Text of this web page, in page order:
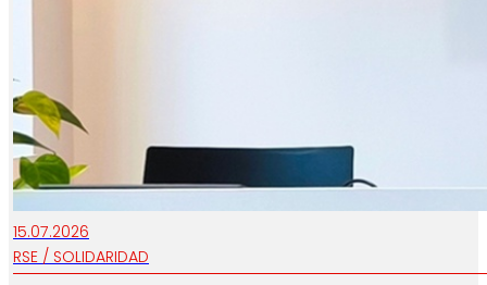
15.07.2026
RSE / SOLIDARIDAD